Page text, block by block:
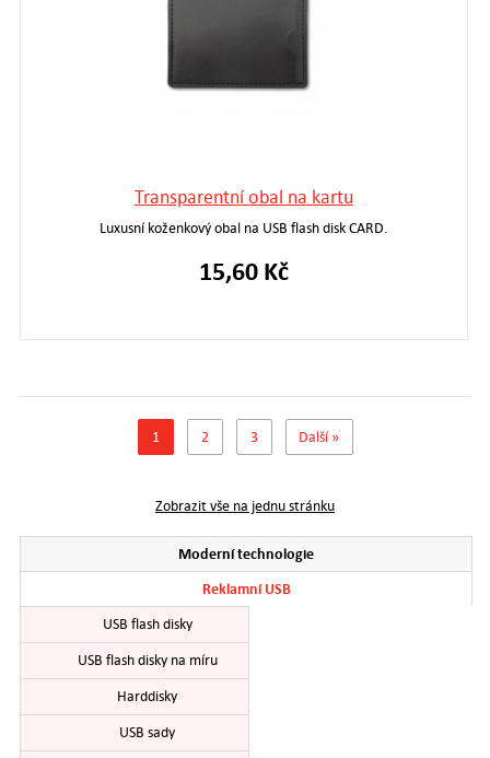
Transparentní obal na kartu
Luxusní koženkový obal na USB flash disk CARD.
15,60 Kč
1 2 3 Další »
Zobrazit vše na jednu stránku
Moderní technologie
Reklamní USB
USB flash disky
USB flash disky na míru
Harddisky
USB sady